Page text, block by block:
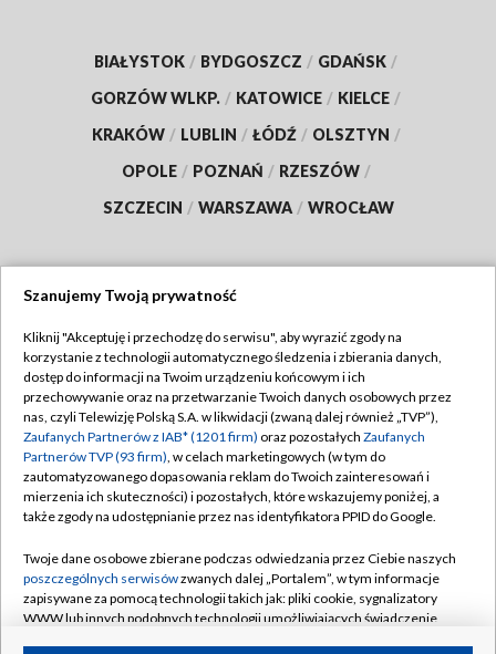
BIAŁYSTOK / BYDGOSZCZ / GDAŃSK /
GORZÓW WLKP. / KATOWICE / KIELCE /
KRAKÓW / LUBLIN / ŁÓDŹ / OLSZTYN /
OPOLE / POZNAŃ / RZESZÓW /
SZCZECIN / WARSZAWA / WROCŁAW
TVP
Abonament TVP
Emisja w TVP
Centrum informacji TVP
Naziemna Telewizja Cyfrowa
Rada Programowa
System NOS
Informacje o nadawcy
Regulamin TVP
Polityka prywatności
Moje zgody
Pomoc
Kontakt
Szanujemy Twoją prywatność
Kliknij "Akceptuję i przechodzę do serwisu", aby wyrazić zgody na
korzystanie z technologii automatycznego śledzenia i zbierania danych,
dostęp do informacji na Twoim urządzeniu końcowym i ich
przechowywanie oraz na przetwarzanie Twoich danych osobowych przez
nas, czyli Telewizję Polską S.A. w likwidacji (zwaną dalej również „TVP”),
Zaufanych Partnerów z IAB* (1201 firm) oraz pozostałych Zaufanych
Partnerów TVP (93 firm), w celach marketingowych (w tym do
zautomatyzowanego dopasowania reklam do Twoich zainteresowań i
mierzenia ich skuteczności) i pozostałych, które wskazujemy poniżej, a
także zgody na udostępnianie przez nas identyfikatora PPID do Google.
Twoje dane osobowe zbierane podczas odwiedzania przez Ciebie naszych
poszczególnych serwisówzwanych dalej „Portalem”, w tym informacje
zapisywane za pomocą technologii takich jak: pliki cookie, sygnalizatory
WWW lub innych podobnych technologii umożliwiających świadczenie